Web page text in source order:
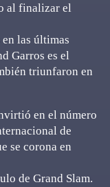
al finalizar el
las últimas
Garros es el
triunfaron en
en el número
de
se corona en
de Grand Slam.